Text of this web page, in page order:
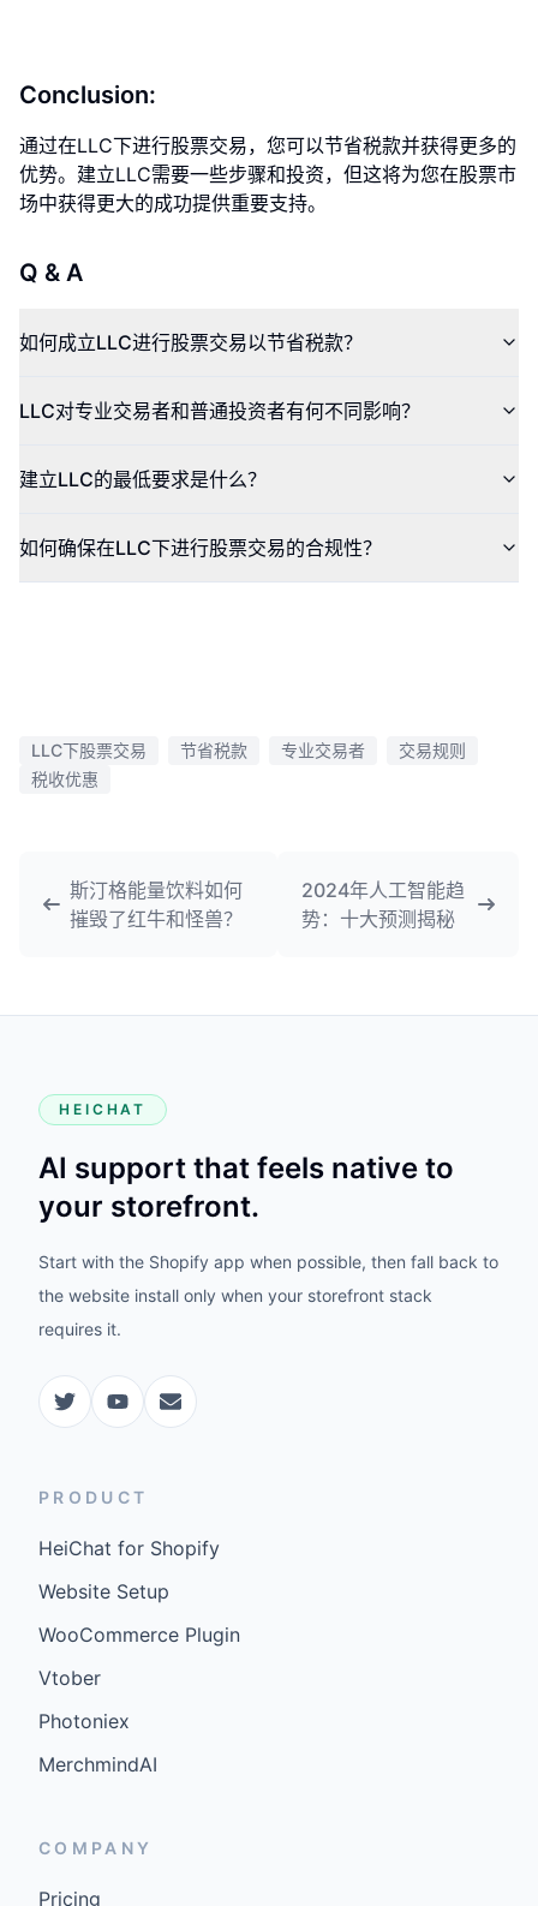
Conclusion:
通过在LLC下进行股票交易，您可以节省税款并获得更多的
优势。建立LLC需要一些步骤和投资，但这将为您在股票市
场中获得更大的成功提供重要支持。
Q & A
如何成立LLC进行股票交易以节省税款？
LLC对专业交易者和普通投资者有何不同影响？
建立LLC的最低要求是什么？
如何确保在LLC下进行股票交易的合规性？
LLC下股票交易 节省税款 专业交易者
交易规则
税收优惠
斯汀格能量饮料如何
摧毁了红牛和怪兽？
2024年人工智能趋
势：十大预测揭秘
HEICHAT
AI support that feels native to
your storefront.
Start with the Shopify app when possible, then fall back to
the website install only when your storefront stack
requires it.
PRODUCT
HeiChat for Shopify
Website Setup
WooCommerce Plugin
Vtober
Photoniex
MerchmindAI
COMPANY
Pricing